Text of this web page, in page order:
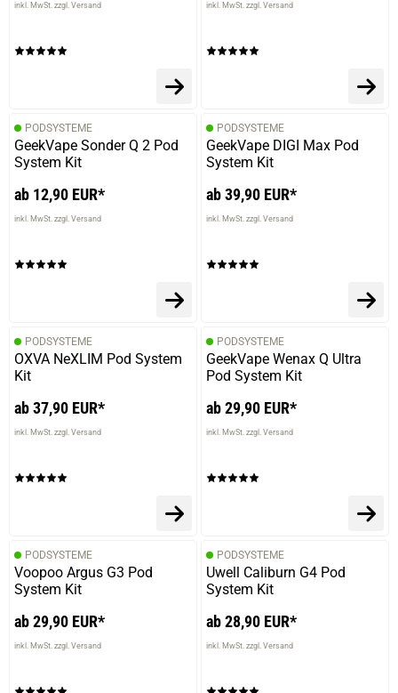
inkl. MwSt. zzgl. Versand inkl. MwSt. zzgl. Versand
PODSYSTEME
GeekVape Sonder Q 2 Pod
System Kit
ab 12,90 EUR*
inkl. MwSt. zzgl. Versand
PODSYSTEME
GeekVape DIGI Max Pod
System Kit
ab 39,90 EUR*
inkl. MwSt. zzgl. Versand
PODSYSTEME
OXVA NeXLIM Pod System
Kit
ab 37,90 EUR*
inkl. MwSt. zzgl. Versand
PODSYSTEME
GeekVape Wenax Q Ultra
Pod System Kit
ab 29,90 EUR*
inkl. MwSt. zzgl. Versand
PODSYSTEME
Voopoo Argus G3 Pod
System Kit
ab 29,90 EUR*
inkl. MwSt. zzgl. Versand
PODSYSTEME
Uwell Caliburn G4 Pod
System Kit
ab 28,90 EUR*
inkl. MwSt. zzgl. Versand